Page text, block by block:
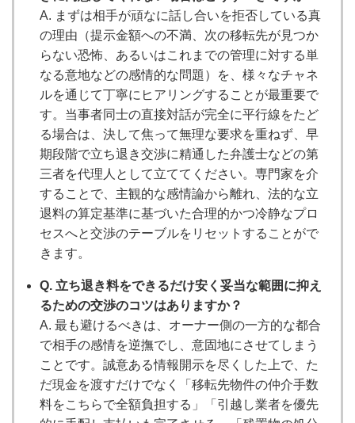
A. まずは相手が頑なに話し合いを拒否している真
の理由（提示金額への不満、次の移転先が見つか
らない恐怖、あるいはこれまでの管理に対する単
なる意地などの感情的な問題）を、様々なチャネ
ルを通じて丁寧にヒアリングすることが最重要で
す。当事者同士の直接対話が完全に平行線をたど
る場合は、決して焦って無理な要求を重ねず、早
期段階で立ち退き交渉に精通した弁護士などの第
三者を代理人として立ててください。専門家を介
することで、主観的な感情論から離れ、法的な立
退料の算定基準に基づいた合理的かつ冷静なプロ
セスへと交渉のテーブルをリセットすることがで
きます。
Q. 立ち退き料をできるだけ安く妥当な範囲に抑え
るための交渉のコツはありますか？
A. 最も避けるべきは、オーナー側の一方的な都合
で相手の感情を逆撫でし、意固地にさせてしまう
ことです。誠意ある情報開示を尽くした上で、た
だ現金を渡すだけでなく「移転先物件の仲介手数
料をこちらで全額負担する」「引越し業者を優先